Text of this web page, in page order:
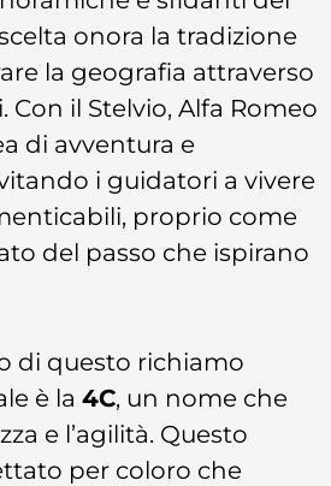
onora la tradizione
la geografia attraverso
Con il Stelvio, Alfa Romeo
di avventura e
i guidatori a vivere
proprio come
del passo che ispirano
di questo richiamo
è la 4C, un nome che
e l’agilità. Questo
per coloro che